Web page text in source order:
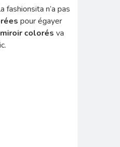
n’a pas
pour égayer
colorés va